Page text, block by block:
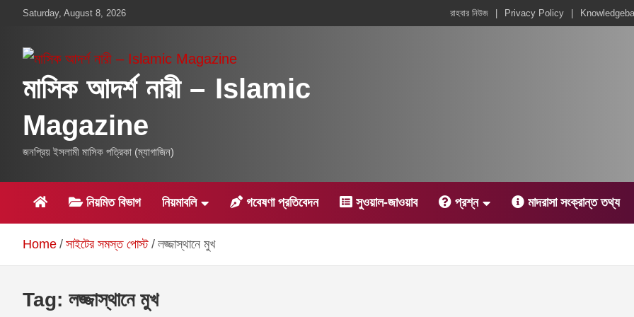
Skip
content
Saturday, August 8, 2026 রাহবার নিউজ Privacy Policy
মাসিক আদর্শ নারী – Islamic
Magazine
জনপ্রিয় ইসলামী মাসিক পত্রিকা (ম্যাগাজিন)
নিয়মিত বিভাগ নিয়মাবলি গবেষণা প্রতিবেদন সুওয়াল-জাওয়াব প্রশ্ন মাদরাসা সংক্রান্ত তথ্য
Home সাইটের সমস্ত পোস্ট লজ্জাস্থানে মুখ
Tag: লজ্জাস্থানে মুখ